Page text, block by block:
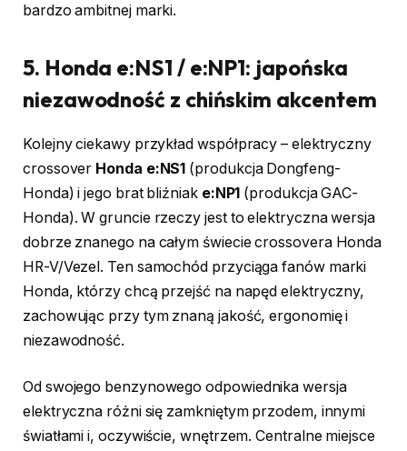
bardzo ambitnej marki.
5. Honda e:NS1 / e:NP1: japońska
niezawodność z chińskim akcentem
Kolejny ciekawy przykład współpracy – elektryczny
crossover Honda e:NS1 (produkcja Dongfeng-
Honda) i jego brat bliźniak e:NP1 (produkcja GAC-
Honda). W gruncie rzeczy jest to elektryczna wersja
dobrze znanego na całym świecie crossovera Honda
HR-V/Vezel. Ten samochód przyciąga fanów marki
Honda, którzy chcą przejść na napęd elektryczny,
zachowując przy tym znaną jakość, ergonomię i
niezawodność.
Od swojego benzynowego odpowiednika wersja
elektryczna różni się zamkniętym przodem, innymi
światłami i, oczywiście, wnętrzem. Centralne miejsce